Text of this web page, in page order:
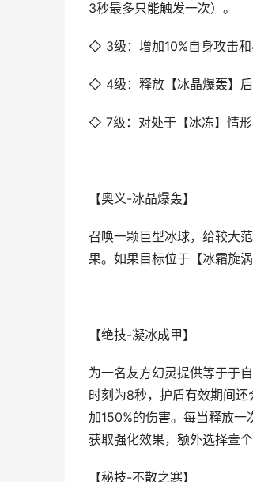
3秒最多只能触发一次）。
◇ 3级：增加10%自身攻击和
◇ 4级：释放【冰晶爆轰】后
◇ 7级：对处于【冰冻】情形
【奥义-冰晶爆轰】
召唤一颗巨型冰球，给较大
果。如果目标位于【冰霜旋
【绝技-凝冰成甲】
为一名友方幻灵提供等于于
时刻为8秒，护盾有效期间
加150%的伤害。每当释放
获取强化效果，额外选择壹个
【秘技-不散之寒】